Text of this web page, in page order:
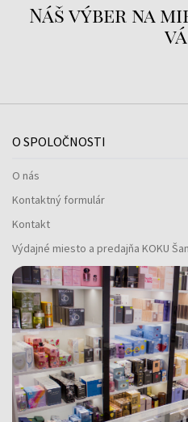
Náš výber na
O SPOLOČNOSTI
O nás
Kontaktný formulár
Kontakt
Výdajné miesto a predajňa KOKU